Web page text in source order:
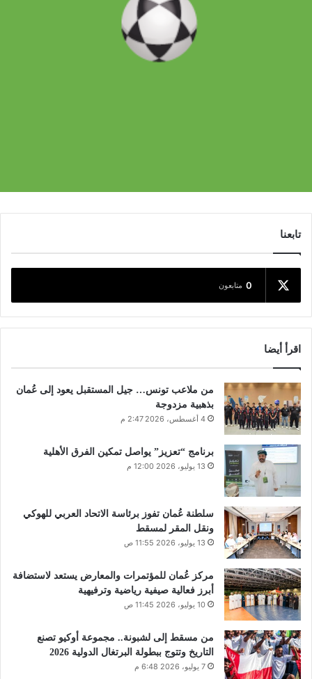
تابعنا
0 متابعون
اقرأ أيضا
من ملاعب تونس… جيل المستقبل يعود إلى عُمان
بذهبية مزدوجة
4 أغسطس، 2026 2:47 م
برنامج “تعزيز” يواصل تمكين الفرق الأهلية
13 يوليو، 2026 12:00 م
سلطنة عُمان تفوز برئاسة الاتحاد العربي للهوكي
ونقل المقر لمسقط
13 يوليو، 2026 11:55 ص
مركز عُمان للمؤتمرات والمعارض يستعد لاستضافة
أبرز فعالية صيفية رياضية وترفيهية
10 يوليو، 2026 11:45 ص
من مسقط إلى لشبونة.. مجموعة أوكيو تصنع
التاريخ وتتوج ببطولة البرتغال الدولية 2026
7 يوليو، 2026 6:48 م